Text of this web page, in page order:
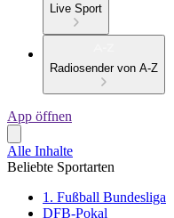
Live Sport
Radiosender von A-Z
App öffnen
Alle Inhalte
Beliebte Sportarten
1. Fußball Bundesliga
DFB-Pokal